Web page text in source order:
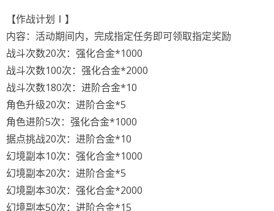
【作战计划Ⅰ】
内容：活动期间内，完成指定任务即可领取指定奖励
战斗次数20次：强化合金*1000
战斗次数100次：强化合金*2000
战斗次数180次：进阶合金*10
角色升级20次：进阶合金*5
角色进阶5次：强化合金*1000
据点挑战20次：进阶合金*10
幻境副本10次：强化合金*1000
幻境副本20次：进阶合金*5
幻境副本30次：强化合金*2000
幻境副本50次：进阶合金*15